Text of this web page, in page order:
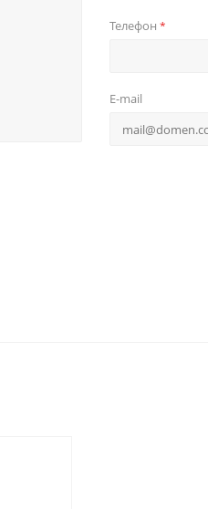
Телефон *
E-mail